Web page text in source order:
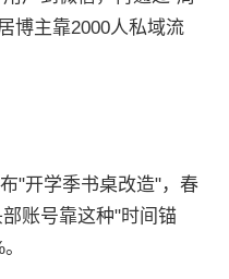
博主靠2000人私域流
"开学季书桌改造"，春
账号靠这种"时间锚